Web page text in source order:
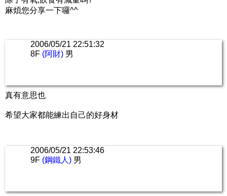
麻煩您分享一下囉^^
2006/05/21 22:51:32
8F (阿財) 男
真有意思也
希望大家都能練出自己的好身材
2006/05/21 22:53:46
9F (鋼鐵人) 男